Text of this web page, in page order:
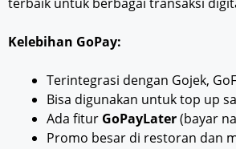
Kelebihan GoPay:
Terintegrasi dengan Gojek,
Bisa digunakan untuk top up
Ada fitur GoPayLater(bayar
Promo besar di restoran dan